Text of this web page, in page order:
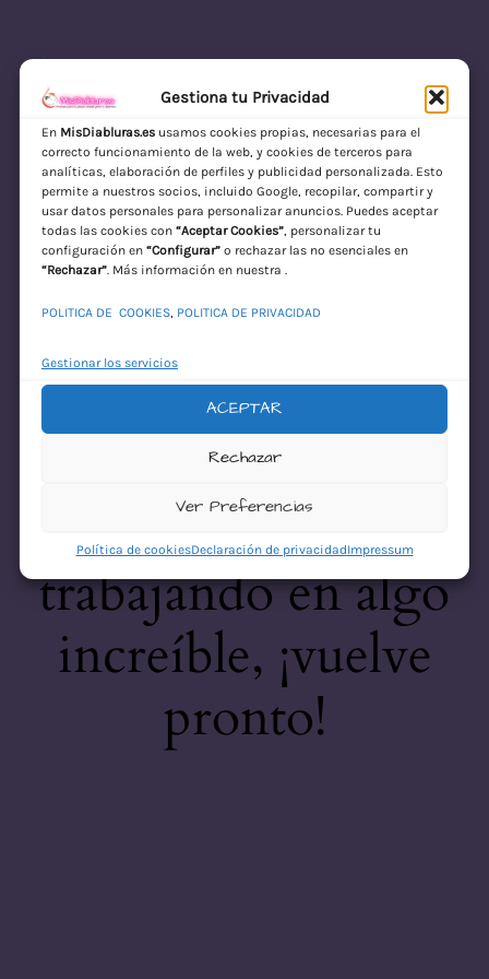
Gestiona tu Privacidad
En MisDiabluras.esusamos cookies propias, necesarias para el
correcto funcionamiento de la web, y cookies de terceros para
analíticas, elaboración de perfiles y publicidad personalizada. Esto
permite a nuestros socios, incluido Google, recopilar, compartir y
usar datos personales para personalizar anuncios. Puedes aceptar
todas las cookies con “Aceptar Cookies”, personalizar tu
configuración en “Configurar”o rechazar las no esenciales en
“Rechazar”. Más información en nuestra .
POLITICA DE COOKIES, POLITICA DE PRIVACIDAD
Gestionar los servicios
ACEPTAR
Rechazar
Ver Preferencias
Política de cookiesDeclaración de privacidadImpressum
MisDiabluras | Sexshop Online con Envío
Discreto en España
Acceder
¡Disculpa este
desastre! Estamos
trabajando en algo
increíble, ¡vuelve
pronto!